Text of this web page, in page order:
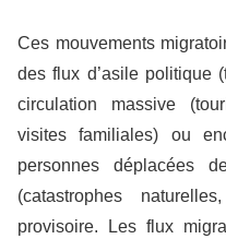
Ces mouvements
des flux d’asile politique
circulation massive
visites familiales) ou
personnes déplacées
(catastrophes
provisoire. Les flux